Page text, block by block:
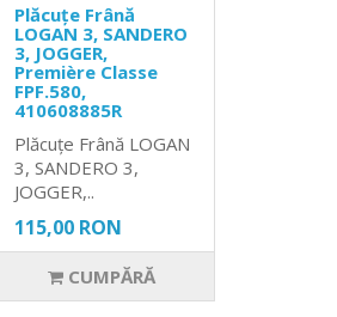
Plăcuțe Frână
LOGAN 3, SANDERO
3, JOGGER,
Première Classe
FPF.580,
410608885R
Plăcuțe Frână LOGAN
3, SANDERO 3,
JOGGER,..
115,00 RON
CUMPĂRĂ